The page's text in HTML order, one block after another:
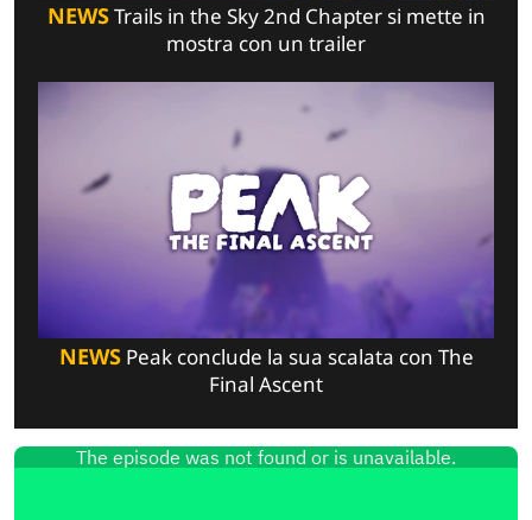
NEWSTrails in the Sky 2nd Chapter si mette in
mostra con un trailer
NEWSPeak conclude la sua scalata con The
Final Ascent